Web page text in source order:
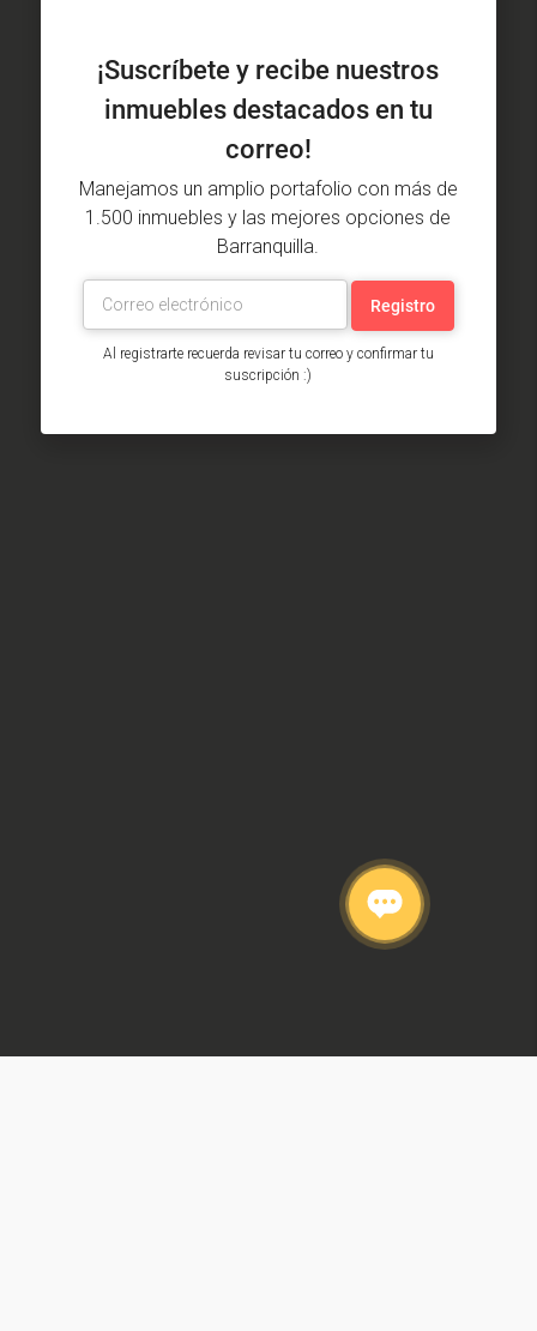
¡Suscríbete y recibe nuestros
inmuebles destacados en tu
correo!
Manejamos un amplio portafolio con más de
1.500 inmuebles y las mejores opciones de
Barranquilla.
Al registrarte recuerda revisar tu correo y confirmar tu
suscripción :)